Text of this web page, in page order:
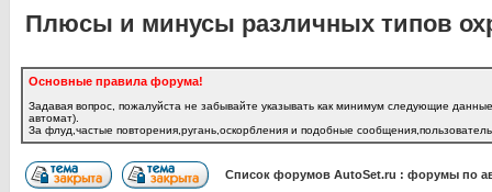
Плюсы и минусы различных типов
Основные правила форума!
Задавая вопрос, пожалуйста не забывайте указывать как минимум следующие
автомат).
За флуд,частые повторения,ругань,оскорбления и подобные
Список форумов AutoSet.ru : форумы по